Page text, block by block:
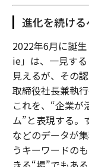
進化を続け
2022年6月に誕
ie」は、一見す
見えるが、その
取締役社長兼執
これを、“企業が
ム”と表現する。
などのデータが
うキーワードの